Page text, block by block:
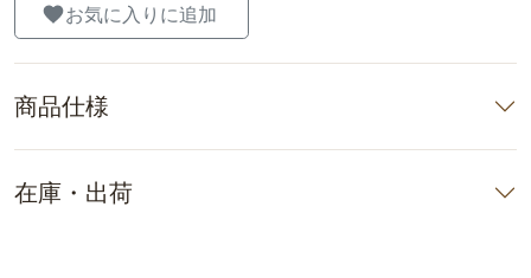
お気に入りに追加
商品仕様
在庫・出荷